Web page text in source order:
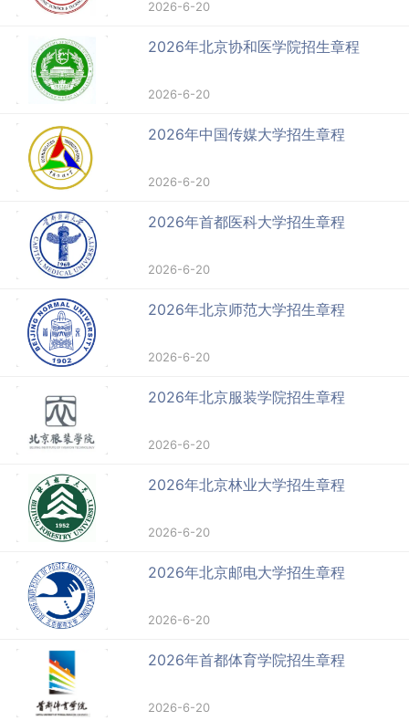
2026-6-20
2026年北京协和医学院招生章程
2026-6-20
2026年中国传媒大学招生章程
2026-6-20
2026年首都医科大学招生章程
2026-6-20
2026年北京师范大学招生章程
2026-6-20
2026年北京服装学院招生章程
2026-6-20
2026年北京林业大学招生章程
2026-6-20
2026年北京邮电大学招生章程
2026-6-20
2026年首都体育学院招生章程
2026-6-20